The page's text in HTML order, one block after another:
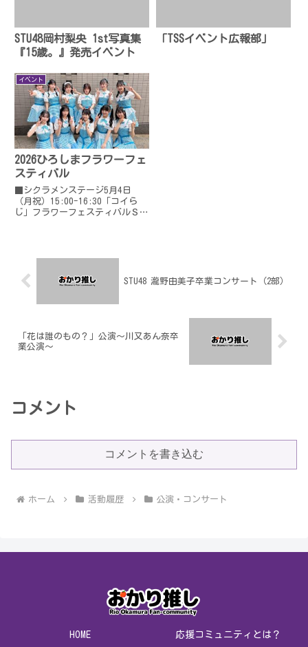
STU48岡村梨央 1st写真集
『15歳。』発売イベント
「TSSイベント広報部」
イベント
2026ひろしまフラワーフェ
スティバル
■シクラメンステージ5月4日
（月祝）15:00-16:30「コイら
じ」フラワーフェスティバルＳＰ
STU48 瀧野由美子卒業コンサート（2部）
「花は誰のもの？」公演〜川又あん奈卒
業公演〜
コメント
コメントを書き込む
ホーム 活動履歴 公演・コンサート
HOME 応援コミュニティとは？